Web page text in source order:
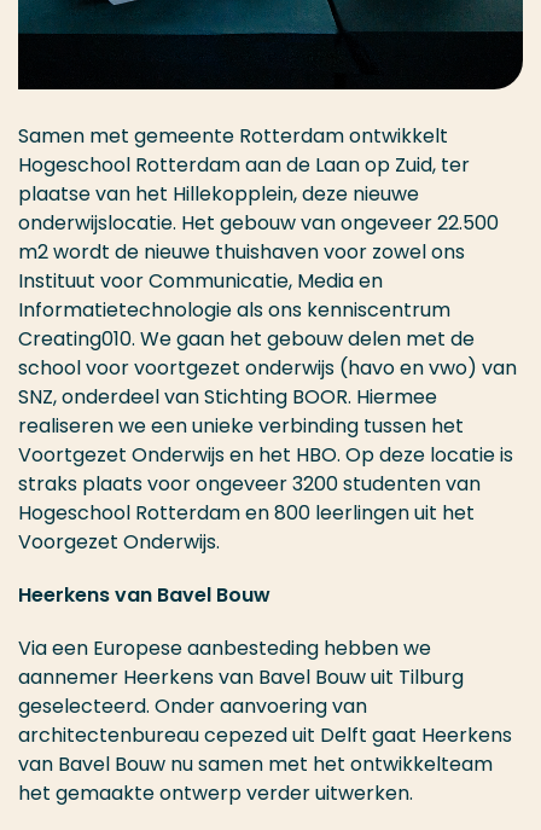
Samen met gemeente Rotterdam ontwikkelt
Hogeschool Rotterdam aan de Laan op Zuid, ter
plaatse van het Hillekopplein, deze nieuwe
onderwijslocatie. Het gebouw van ongeveer 22.500
m2 wordt de nieuwe thuishaven voor zowel ons
Instituut voor Communicatie, Media en
Informatietechnologie als ons kenniscentrum
Creating010. We gaan het gebouw delen met de
school voor voortgezet onderwijs (havo en vwo) van
SNZ, onderdeel van Stichting BOOR. Hiermee
realiseren we een unieke verbinding tussen het
Voortgezet Onderwijs en het HBO. Op deze locatie is
straks plaats voor ongeveer 3200 studenten van
Hogeschool Rotterdam en 800 leerlingen uit het
Voorgezet Onderwijs.
Heerkens van Bavel Bouw
Via een Europese aanbesteding hebben we
aannemer Heerkens van Bavel Bouw uit Tilburg
geselecteerd. Onder aanvoering van
architectenbureau cepezed uit Delft gaat Heerkens
van Bavel Bouw nu samen met het ontwikkelteam
het gemaakte ontwerp verder uitwerken.